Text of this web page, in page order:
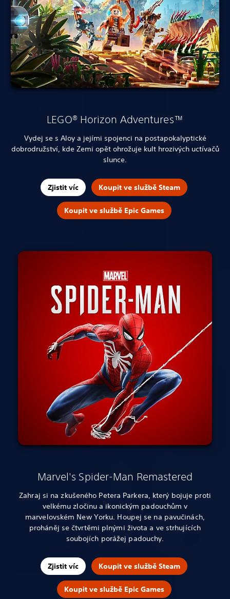
LEGO® Horizon Adventures™
Vydej se s Aloy a jejími spojenci na postapokalyptické
dobrodružství, kde Zemi opět ohrožuje kult hrozivých uctívačů
slunce.
Zjistit víc Koupit ve službě Steam
Koupit ve službě Epic Games
Marvel's Spider-Man Remastered
Zahraj si na zkušeného Petera Parkera, který bojuje proti
velkému zločinu a ikonickým padouchům v
marvelovském New Yorku. Houpej se na pavučinách,
proháněj se čtvrtěmi plnými života a ve strhujících
soubojích porážej padouchy.
Zjistit víc Koupit ve službě Steam
Koupit ve službě Epic Games